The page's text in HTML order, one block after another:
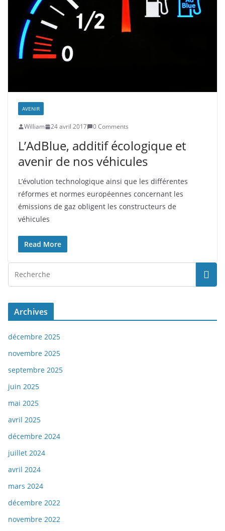
AVENIR
William 24 avril 2017 0 Comments
L’AdBlue, additif écologique et
avenir de nos véhicules
L’évolution technologique ainsi que les différentes
réformes et normes européennes concernant les
émissions de gaz obligent les constructeurs de
véhicules
Read More
Archives
décembre 2025
novembre 2025
septembre 2025
juin 2025
mai 2025
avril 2025
décembre 2024
juillet 2024
avril 2024
mars 2024
décembre 2022
novembre 2022